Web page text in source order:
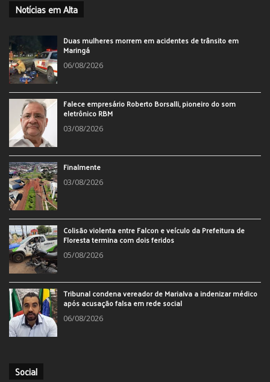
Notícias em Alta
Duas mulheres morrem em acidentes de trânsito em
Maringá
06/08/2026
Falece empresário Roberto Borsalli, pioneiro do som
eletrônico RBM
03/08/2026
Finalmente
03/08/2026
Colisão violenta entre Falcon e veículo da Prefeitura de
Floresta termina com dois feridos
05/08/2026
Tribunal condena vereador de Marialva a indenizar médico
após acusação falsa em rede social
06/08/2026
Social